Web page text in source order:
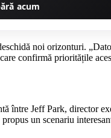
acum
noi orizonturi.
confirmă prioritățile
între Jeff Park, director
un scenariu